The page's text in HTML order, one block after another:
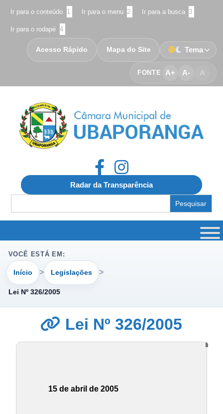
Ir para o conteúdo 1 Ir para o menu 2 Ir para a busca 3
Ir para o rodapé 4
FONTE A+ A- A
Acesso Rápido Mapa do Site Tema
Radar da Transparência
for:
VOCÊ ESTÁ EM:
Início Legislações
Lei Nº 326/2005
Lei Nº 326/2005
15 de abril de 2005